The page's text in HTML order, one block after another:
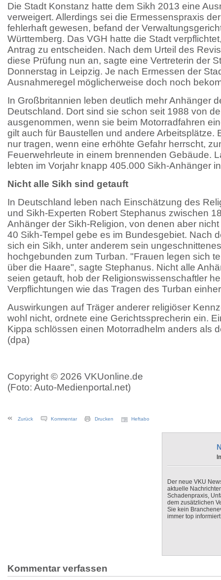
Die Stadt Konstanz hatte dem Sikh 2013 eine
verweigert. Allerdings sei die Ermessenspraxis
fehlerhaft gewesen, befand der
Württemberg. Das VGH hatte die Stadt
Antrag zu entscheiden. Nach dem Urteil des
diese Prüfung nun an, sagte eine Vertreterin der
Donnerstag in Leipzig. Je nach Ermessen der
Ausnahmeregel möglicherweise doch noch
In Großbritannien leben deutlich mehr Anhänger
Deutschland. Dort sind sie schon seit 1988 von
ausgenommen, wenn sie beim Motorradfahren
gilt auch für Baustellen und andere Arbeitsplätze.
nur tragen, wenn eine erhöhte Gefahr herrscht,
Feuerwehrleute in einem brennenden Gebäude.
lebten im Vorjahr knapp 405.000 Sikh-Anhänger
Nicht alle Sikh sind getauft
In Deutschland leben nach Einschätzung des
und Sikh-Experten Robert Stephanus zwischen
Anhänger der Sikh-Religion, von denen aber
40 Sikh-Tempel gebe es im Bundesgebiet. Nach
sich ein Sikh, unter anderem sein
hochgebunden zum Turban. "Frauen legen sich
über die Haare", sagte Stephanus. Nicht alle
seien getauft, hob der Religionswissenschaftler
Verpflichtungen wie das Tragen des Turban
Auswirkungen auf Träger anderer religiöser
wohl nicht, ordnete eine Gerichtssprecherin ein.
Kippa schlössen einen Motorradhelm anders als
(dpa)
Copyright © 2026 VKUonline.de
(Foto: Auto-Medienportal.net)
Zurück Kommentar Drucken Heftabo
Der neue VKU
aktuelle
Schadenpraxis,
dem zusätzlichen
Sie kein
immer top
Kommentar verfassen